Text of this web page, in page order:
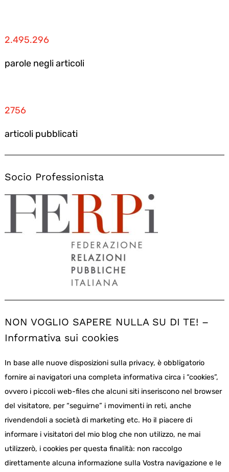
2.495.296
parole negli articoli
2756
articoli pubblicati
Socio Professionista
NON VOGLIO SAPERE NULLA SU DI TE! –
Informativa sui cookies
In base alle nuove disposizioni sulla privacy, è obbligatorio
fornire ai navigatori una completa informativa circa i “cookies”,
ovvero i piccoli web-files che alcuni siti inseriscono nel browser
del visitatore, per “seguirne” i movimenti in reti, anche
rivendendoli a società di marketing etc. Ho il piacere di
informare i visitatori del mio blog che non utilizzo, ne mai
utilizzerò, i cookies per questa finalità: non raccolgo
direttamente alcuna informazione sulla Vostra navigazione e le